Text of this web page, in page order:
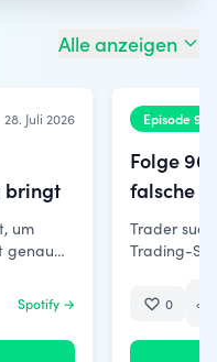
Alle anzeigen
28. Juli 2026
bringt
um
genau
früher
Spotify →
Episode 96
Folge
falsche
Trader
Trading-Stil?" Dabei sollten sie
passt zu mir?" Immer wieder
Branche
0